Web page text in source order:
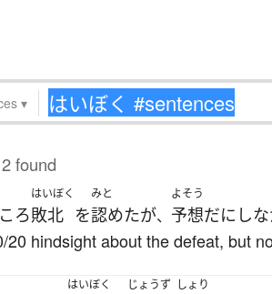
▾
found
ろ
はいぼく
敗北 を
みと
認めたが、
よそう
予想だに し
20 hindsight about the defeat, but
はいぼく じょうず しょり